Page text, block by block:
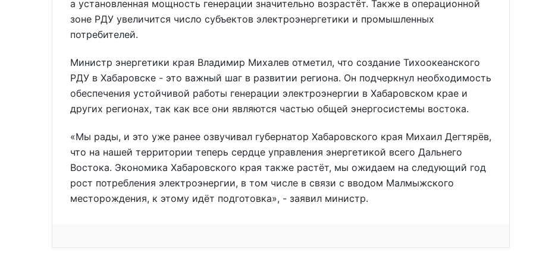
а установленная мощность генерации значительно возрастёт. Также в операционной
зоне РДУ увеличится число субъектов электроэнергетики и промышленных
потребителей.
Министр энергетики края Владимир Михалев отметил, что создание Тихоокеанского
РДУ в Хабаровске - это важный шаг в развитии региона. Он подчеркнул необходимость
обеспечения устойчивой работы генерации электроэнергии в Хабаровском крае и
других регионах, так как все они являются частью общей энергосистемы востока.
«Мы рады, и это уже ранее озвучивал губернатор Хабаровского края Михаил Дегтярёв,
что на нашей территории теперь сердце управления энергетикой всего Дальнего
Востока. Экономика Хабаровского края также растёт, мы ожидаем на следующий год
рост потребления электроэнергии, в том числе в связи с вводом Малмыжского
месторождения, к этому идёт подготовка», - заявил министр.